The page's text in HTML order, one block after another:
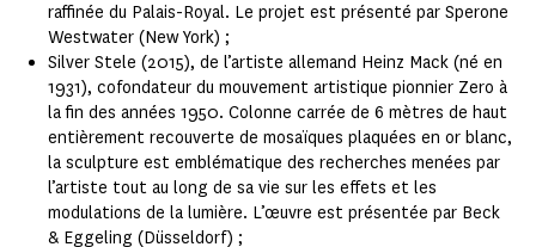
raffinée du Palais-Royal. Le projet est présenté par Sperone
Westwater (New York) ;
Silver Stele (2015), de l’artiste allemand Heinz Mack (né en
1931), cofondateur du mouvement artistique pionnier Zero à
la fin des années 1950. Colonne carrée de 6 mètres de haut
entièrement recouverte de mosaïques plaquées en or blanc,
la sculpture est emblématique des recherches menées par
l’artiste tout au long de sa vie sur les effets et les
modulations de la lumière. L’œuvre est présentée par Beck
& Eggeling (Düsseldorf) ;